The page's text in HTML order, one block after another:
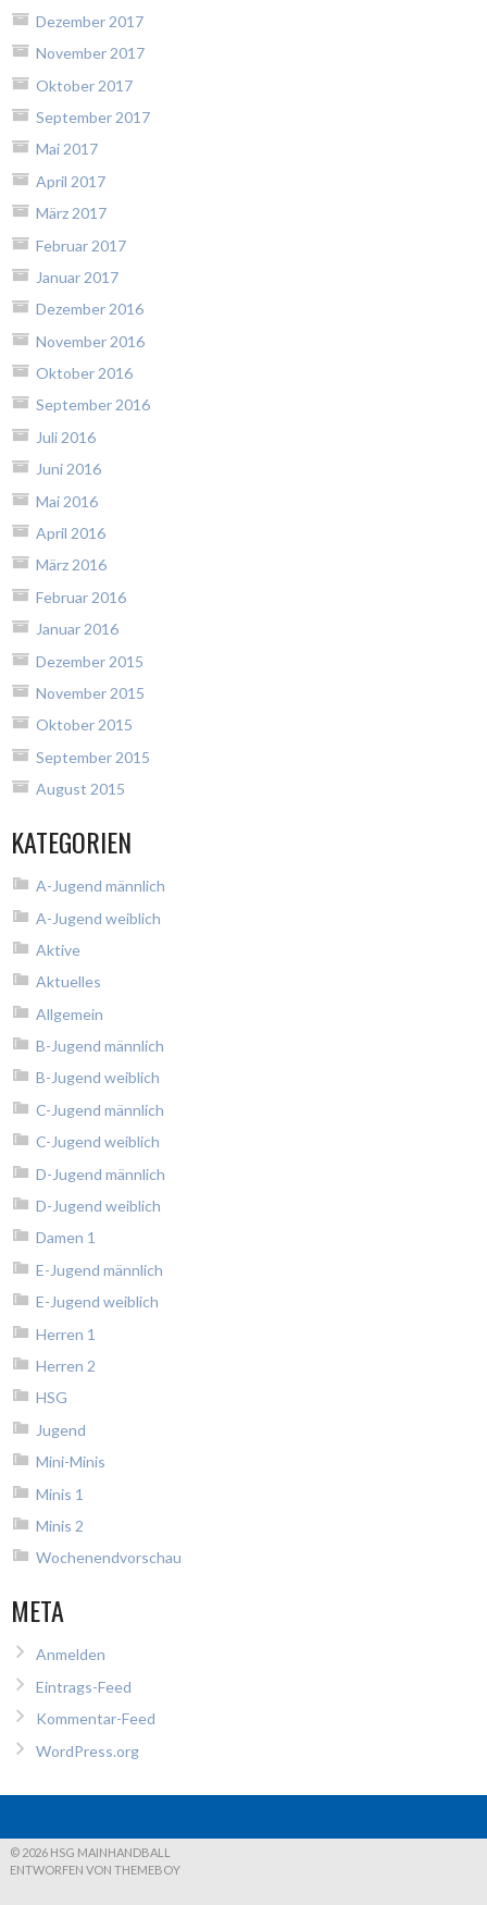
Dezember 2017
November 2017
Oktober 2017
September 2017
Mai 2017
April 2017
März 2017
Februar 2017
Januar 2017
Dezember 2016
November 2016
Oktober 2016
September 2016
Juli 2016
Juni 2016
Mai 2016
April 2016
März 2016
Februar 2016
Januar 2016
Dezember 2015
November 2015
Oktober 2015
September 2015
August 2015
KATEGORIEN
A-Jugend männlich
A-Jugend weiblich
Aktive
Aktuelles
Allgemein
B-Jugend männlich
B-Jugend weiblich
C-Jugend männlich
C-Jugend weiblich
D-Jugend männlich
D-Jugend weiblich
Damen 1
E-Jugend männlich
E-Jugend weiblich
Herren 1
Herren 2
HSG
Jugend
Mini-Minis
Minis 1
Minis 2
Wochenendvorschau
META
Anmelden
Eintrags-Feed
Kommentar-Feed
WordPress.org
© 2026 HSG MAINHANDBALL
ENTWORFEN VON THEMEBOY